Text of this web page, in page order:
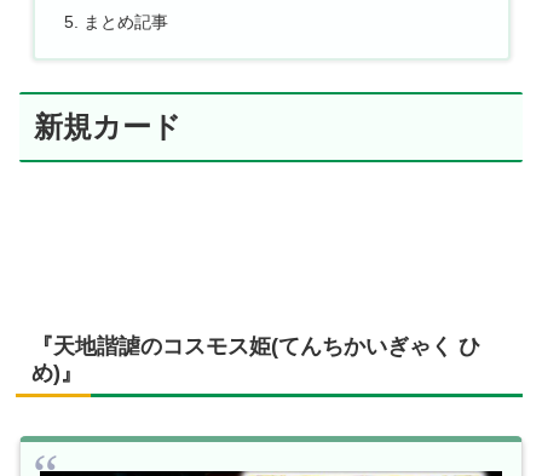
まとめ記事
新規カード
『天地諧謔のコスモス姫(てんちかいぎゃく ひ
め)』